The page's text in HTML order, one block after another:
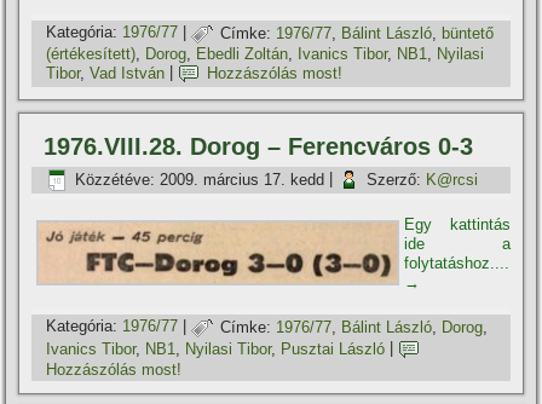
Kategória: 1976/77 | Címke: 1976/77 Bálint László ,büntető
(értékesí­tett), Dorog, Ebedli Zoltán, Ivanics Tibor, NB1, Nyilasi
Tibor,Vad István Hozzászólás most!
1976.VIII.28. Dorog – Ferencváros 0-3
Közzétéve: 2009. március 17. kedd Szerző: K@rcsi
Egy kattintás
ide a
folytatáshoz....
→
Kategória: 1976/77 | Címke: 1976/77 Bálint László Dorog
Ivanics Tibor, NB1 Nyilasi Tibor, Pusztai László
Hozzászólás most!